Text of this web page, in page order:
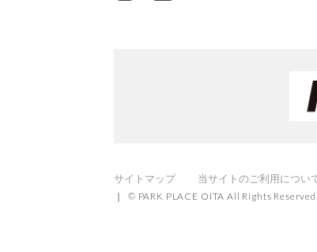
サイトマップ 当サイトのご利用につい
© PARK PLACE OITA All Rights Reserved.